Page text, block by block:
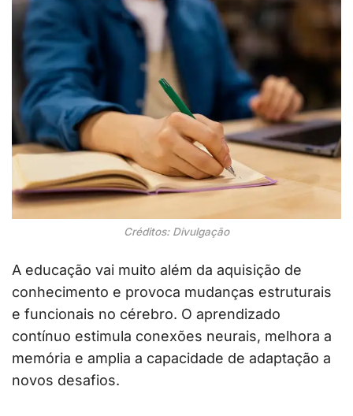
Créditos: Divulgação
A educação vai muito além da aquisição de
conhecimento e provoca mudanças estruturais
e funcionais no cérebro. O aprendizado
contínuo estimula conexões neurais, melhora a
memória e amplia a capacidade de adaptação a
novos desafios.